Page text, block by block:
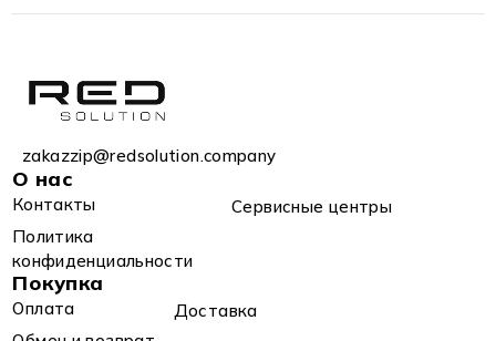
zakazzip@redsolution.company
О нас
Контакты
Сервисные центры
Политика
конфиденциальности
Покупка
Оплата
Доставка